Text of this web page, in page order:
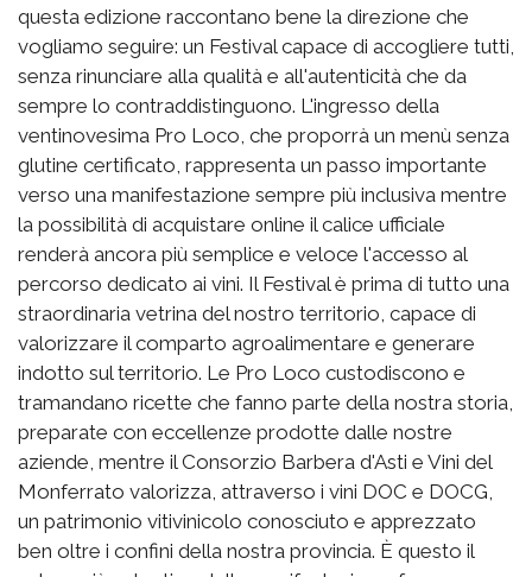
questa edizione raccontano bene la direzione che
vogliamo seguire: un Festival capace di accogliere tutti,
senza rinunciare alla qualità e all'autenticità che da
sempre lo contraddistinguono. L'ingresso della
ventinovesima Pro Loco, che proporrà un menù senza
glutine certificato, rappresenta un passo importante
verso una manifestazione sempre più inclusiva mentre
la possibilità di acquistare online il calice ufficiale
renderà ancora più semplice e veloce l'accesso al
percorso dedicato ai vini. Il Festival è prima di tutto una
straordinaria vetrina del nostro territorio, capace di
valorizzare il comparto agroalimentare e generare
indotto sul territorio. Le Pro Loco custodiscono e
tramandano ricette che fanno parte della nostra storia,
preparate con eccellenze prodotte dalle nostre
aziende, mentre il Consorzio Barbera d'Asti e Vini del
Monferrato valorizza, attraverso i vini DOC e DOCG,
un patrimonio vitivinicolo conosciuto e apprezzato
ben oltre i confini della nostra provincia. È questo il